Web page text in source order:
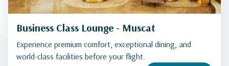
Business Class Lounge - Muscat
Experience premium comfort, exceptional dining, and
world-class facilities before your flight.